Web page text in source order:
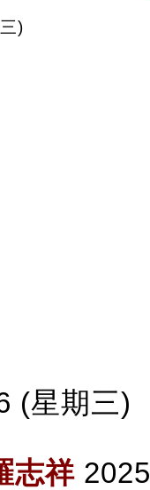
)
(星期三)
志祥